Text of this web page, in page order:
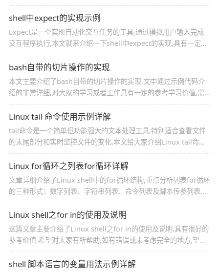
常用于运维日志分析,需注意权限与资源占用问题,本文给大家介绍
Linux中的head与tail命令及用法,感兴趣的朋友跟随小编一起看看
吧
shell中expect的实现示例
Expect是一个实现自动化交互任务的工具,通过模拟用户输入完成
交互程序执行,本文就来介绍一下shell中expect的实现,具有一定的
参考价值,感兴趣的可以了解一下
bash自带的切片操作的实现
本文主要介绍了bash自带的切片操作的实现,文中通过示例代码介
绍的非常详细,对大家的学习或者工作具有一定的参考学习价值,需
要的朋友们下面随着小编来一起学习学习吧
Linux tail 命令使用示例详解
tail命令是一个简单但功能强大的文本处理工具,特别适合查看文件
的末尾部分和实时监控文件的变化,本文给大家介绍Linux tail命令
使用示例详解,感兴趣的朋友跟随小编一起看看吧
Linux for循环之列表for循环详解
文章详细介绍了Linux shell中的for循环结构,重点分析列表for循环
的三种形式：数字列表、字符串列表、命令列表及脚本传参列表,通
过使用seq命令和跳步方式实现循环控制,并说明字符串列表的使用
方法
Linux shell之for in的使用及说明
这篇文章主要介绍了Linux shell之for in的使用及说明,具有很好的
参考价值,希望对大家有所帮助,如有错误或未考虑完全的地方,望不
吝赐教
shell 脚本语言的变量用法示例详解